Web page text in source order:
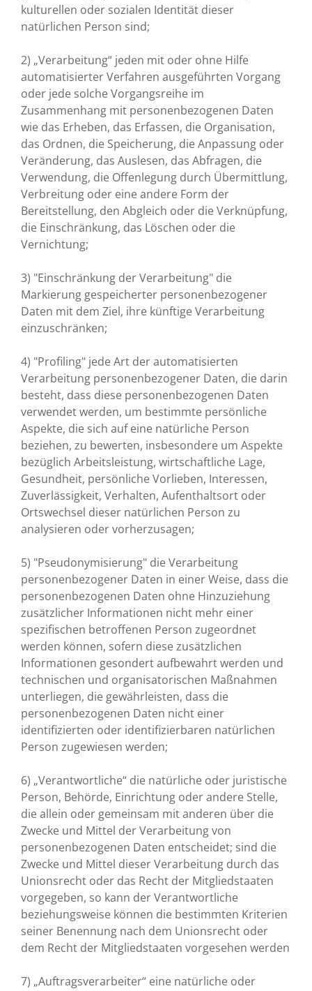
kulturellen oder sozialen Identität dieser
natürlichen Person sind;
2) „Verarbeitung“ jeden mit oder ohne Hilfe
automatisierter Verfahren ausgeführten Vorgang
oder jede solche Vorgangsreihe im
Zusammenhang mit personenbezogenen Daten
wie das Erheben, das Erfassen, die Organisation,
das Ordnen, die Speicherung, die Anpassung oder
Veränderung, das Auslesen, das Abfragen, die
Verwendung, die Offenlegung durch Übermittlung,
Verbreitung oder eine andere Form der
Bereitstellung, den Abgleich oder die Verknüpfung,
die Einschränkung, das Löschen oder die
Vernichtung;
3) "Einschränkung der Verarbeitung" die
Markierung gespeicherter personenbezogener
Daten mit dem Ziel, ihre künftige Verarbeitung
einzuschränken;
4) "Profiling" jede Art der automatisierten
Verarbeitung personenbezogener Daten, die darin
besteht, dass diese personenbezogenen Daten
verwendet werden, um bestimmte persönliche
Aspekte, die sich auf eine natürliche Person
beziehen, zu bewerten, insbesondere um Aspekte
bezüglich Arbeitsleistung, wirtschaftliche Lage,
Gesundheit, persönliche Vorlieben, Interessen,
Zuverlässigkeit, Verhalten, Aufenthaltsort oder
Ortswechsel dieser natürlichen Person zu
analysieren oder vorherzusagen;
5) "Pseudonymisierung" die Verarbeitung
personenbezogener Daten in einer Weise, dass die
personenbezogenen Daten ohne Hinzuziehung
zusätzlicher Informationen nicht mehr einer
spezifischen betroffenen Person zugeordnet
werden können, sofern diese zusätzlichen
Informationen gesondert aufbewahrt werden und
technischen und organisatorischen Maßnahmen
unterliegen, die gewährleisten, dass die
personenbezogenen Daten nicht einer
identifizierten oder identifizierbaren natürlichen
Person zugewiesen werden;
6) „Verantwortliche“ die natürliche oder juristische
Person, Behörde, Einrichtung oder andere Stelle,
die allein oder gemeinsam mit anderen über die
Zwecke und Mittel der Verarbeitung von
personenbezogenen Daten entscheidet; sind die
Zwecke und Mittel dieser Verarbeitung durch das
Unionsrecht oder das Recht der Mitgliedstaaten
vorgegeben, so kann der Verantwortliche
beziehungsweise können die bestimmten Kriterien
seiner Benennung nach dem Unionsrecht oder
dem Recht der Mitgliedstaaten vorgesehen werden
7) „Auftragsverarbeiter“ eine natürliche oder